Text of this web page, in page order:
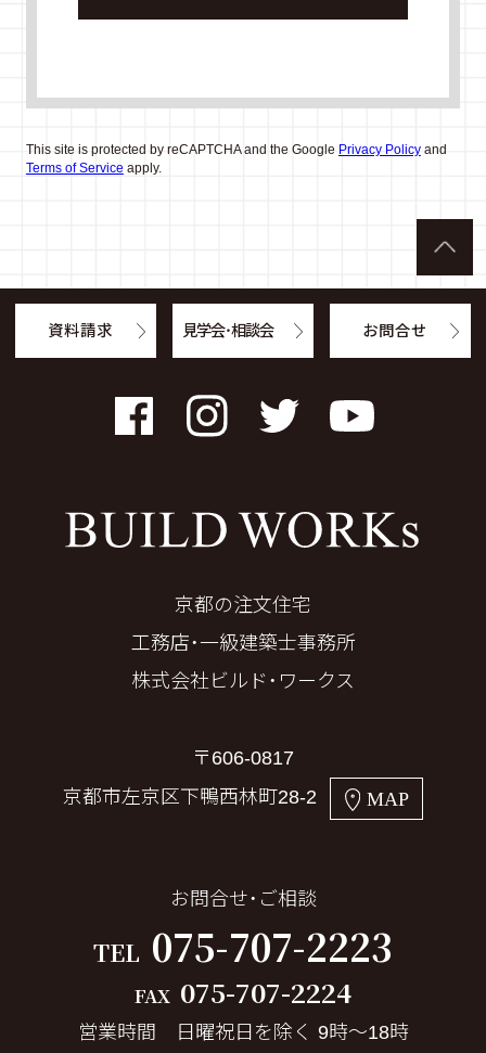
This site is protected by reCAPTCHA and the Google Privacy Policyand
Terms of Service apply.
FacebookInstagramTwitter YouTube
京都の注文住宅
工務店・一級建築士事務所
株式会社ビルド・ワークス
〒606-0817
京都市左京区下鴨西林町28-2
MAP
お問合せ・ご相談
TEL 075-707-2223
FAX 075-707-2224
営業時間 日曜祝日を除く 9時～18時
資料請求 見学会・相談会 お問合せ